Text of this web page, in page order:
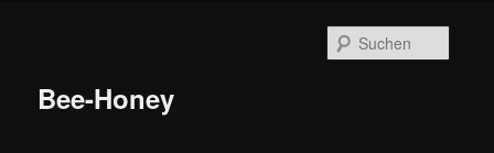
Bee-Honey